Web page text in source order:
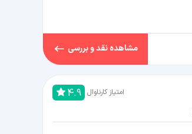
مشاهده نقد و بررسی
امتیاز کارناوال 4.9